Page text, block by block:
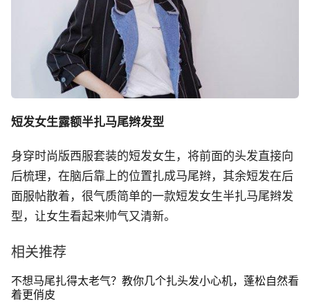
短发女生露额半扎马尾辫发型
身穿时尚版西服套装的短发女生，将前面的头发直接向
后梳理，在脑后靠上的位置扎成马尾辫，其余短发在后
面服帖散着，很气质简单的一款短发女生半扎马尾辫发
型，让女生看起来帅气又清新。
相关推荐
不想马尾扎得太老气？教你几个扎头发小心机，蓬松自然看
着更俏皮